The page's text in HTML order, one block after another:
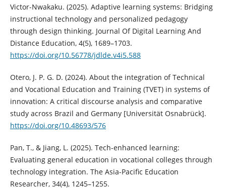
Victor-Nwakaku. (2025). Adaptive learning systems: Bridging
instructional technology and personalized pedagogy
through design thinking. Journal Of Digital Learning And
Distance Education, 4(5), 1689–1703.
https://doi.org/10.56778/jdlde.v4i5.588
Otero, J. P. G. D. (2024). About the integration of Technical
and Vocational Education and Training (TVET) in systems of
innovation: A critical discourse analysis and comparative
study across Brazil and Germany [Universität Osnabrück].
https://doi.org/10.48693/576
Pan, T., & Jiang, L. (2025). Tech-enhanced learning:
Evaluating general education in vocational colleges through
technology integration. The Asia-Pacific Education
Researcher, 34(4), 1245–1255.